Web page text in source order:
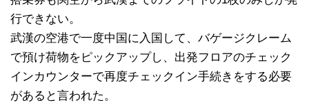
行できない。
武漢の空港で一度中国に入国して、バゲージクレーム
で預け荷物をピックアップし、出発フロアのチェック
インカウンターで再度チェックイン手続きをする必要
があると言われた。